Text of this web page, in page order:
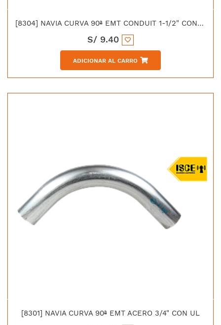
[8304] NAVIA CURVA 90ª EMT CONDUIT 1-1/2" CON UL
S/ 9.40
ADICIONAR AL CARRO
[8301] NAVIA CURVA 90ª EMT ACERO 3/4" CON UL